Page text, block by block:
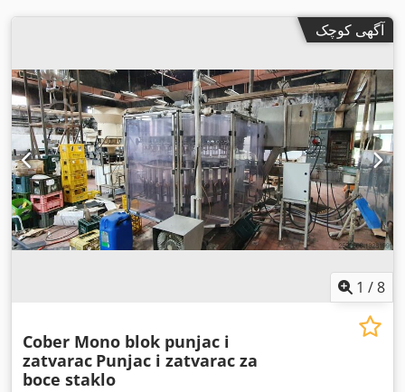
آگهی کوچک
1 /8
Cober Mono blok punjac i
zatvarac Punjac i zatvarac za
boce staklo